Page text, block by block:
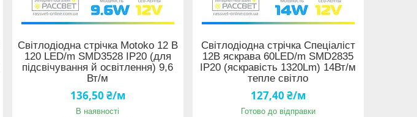
Світлодіодна стрічка Motoko 12 В
120 LED/m SMD3528 IP20 (для
підсвічування й освітлення) 9,6
Вт/м
136,50 ₴/м
В наявності
Світлодіодна стрічка Спеціаліст
12В яскрава 60LED/m SMD2835
IP20 (яскравість 1320Lm) 14Вт/м
тепле світло
127,40 ₴/м
Готово до відправки